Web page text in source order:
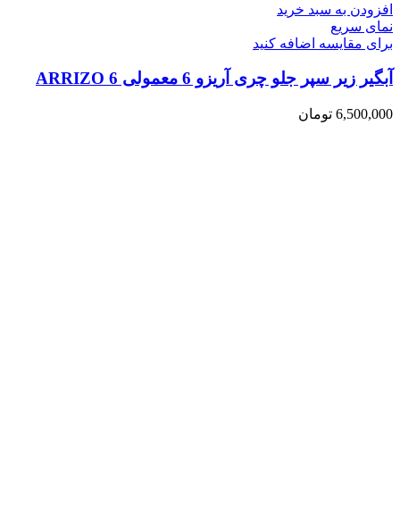
افزودن به سبد خرید
نمای سریع
برای مقایسه اضافه کنید
آبگیر زیر سپر جلو چری آریزو 6 معمولی ARRIZO 6
6,500,000 تومان